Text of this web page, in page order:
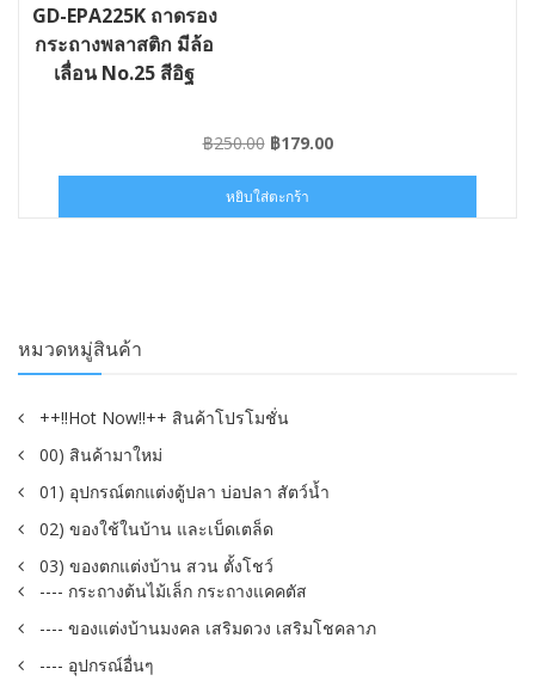
GD-EPA225K ถาดรอง
กระถางพลาสติก มีล้อ
เลื่อน No.25 สีอิฐ
฿250.00 Original
was:
฿250.00.
฿179.00Current
฿179.00.
หยิบใส่ตะกร้า
หมวดหมู่สินค้า
++!!Hot Now!!++ สินค้าโปรโมชั่น
00) สินค้ามาใหม่
01) อุปกรณ์ตกแต่งตู้ปลา บ่อปลา สัตว์น้ำ
02) ของใช้ในบ้าน และเบ็ดเตล็ด
03) ของตกแต่งบ้าน สวน ตั้งโชว์
---- กระถางต้นไม้เล็ก กระถางแคคตัส
---- ของแต่งบ้านมงคล เสริมดวง เสริมโชคลาภ
---- อุปกรณ์อื่นๆ